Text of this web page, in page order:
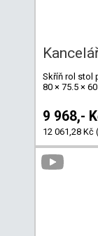
Skříň rol stol
80 × 75.5 × 60
9 968,-
12 061,28 Kč